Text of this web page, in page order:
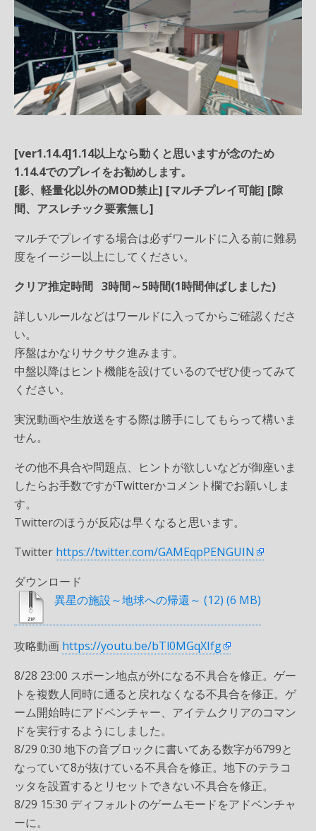
[ver1.14.4]1.14以上なら動くと思いますが念のため
1.14.4でのプレイをお勧めします。
[影、軽量化以外のMOD禁止] [マルチプレイ可能] [隙
間、アスレチック要素無し]
マルチでプレイする場合は必ずワールドに入る前に難易
度をイージー以上にしてください。
クリア推定時間 3時間～5時間(1時間伸ばしました)
詳しいルールなどはワールドに入ってからご確認くださ
い。
序盤はかなりサクサク進みます。
中盤以降はヒント機能を設けているのでぜひ使ってみて
ください。
実況動画や生放送をする際は勝手にしてもらって構いま
せん。
その他不具合や問題点、ヒントが欲しいなどが御座いま
したらお手数ですがTwitterかコメント欄でお願いしま
す。
Twitterのほうが反応は早くなると思います。
Twitter https://twitter.com/GAMEqpPENGUIN
ダウンロード
異星の施設～地球への帰還～ (12)
攻略動画 https://youtu.be/bTl0MGqXIfg
8/28 23:00 スポーン地点が外になる不具合を修正。ゲー
トを複数人同時に通ると戻れなくなる不具合を修正。ゲ
ーム開始時にアドベンチャー、アイテムクリアのコマン
ドを実行するようにしました。
8/29 0:30 地下の音ブロックに書いてある数字が6799と
なっていて8が抜けている不具合を修正。地下のテラコ
ッタを設置するとリセットできない不具合を修正。
8/29 15:30 ディフォルトのゲームモードをアドベンチャ
ーに。